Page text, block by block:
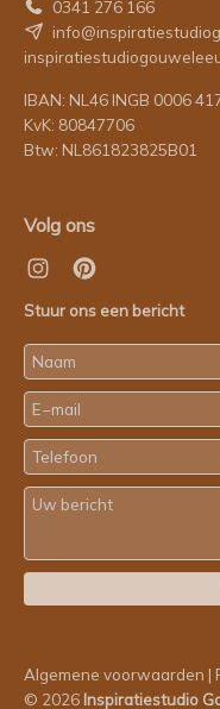
0341 276 166
IBAN: NL46 INGB 0006
KvK: 80847706
Btw: NL861823825B01
Volg ons
Stuur ons een bericht
Algemene voorwaarden |
© 2026 Inspiratiestudio